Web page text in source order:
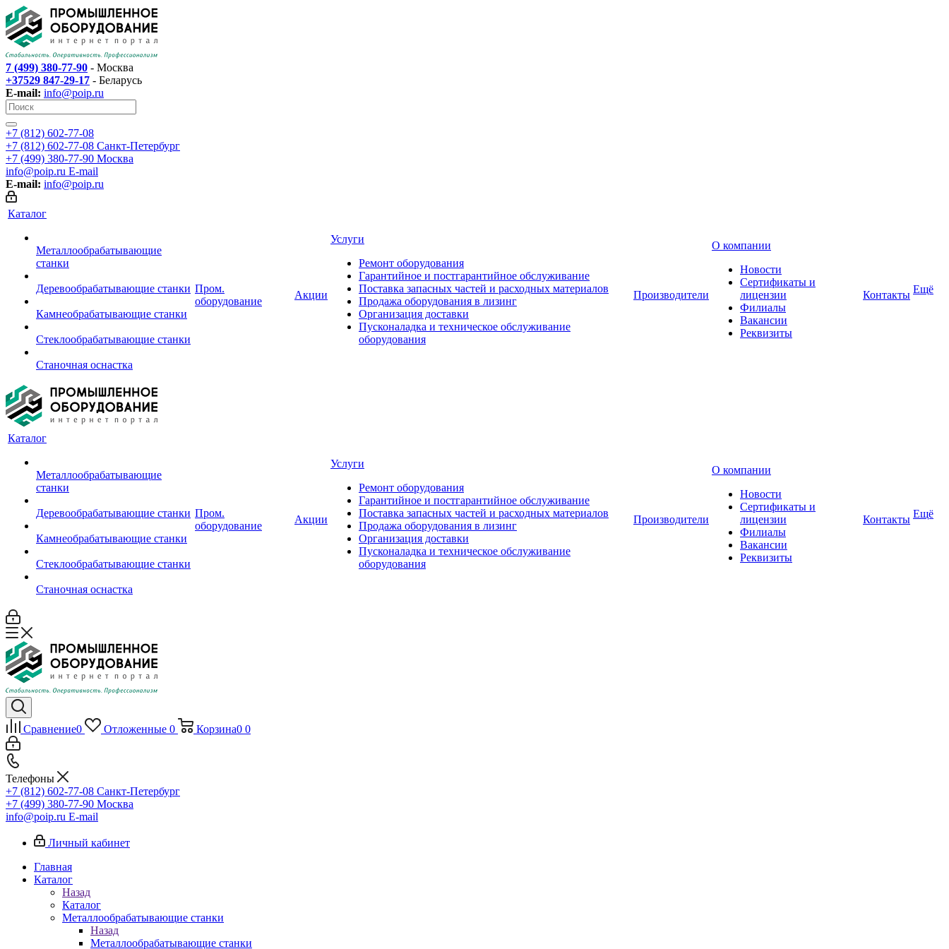
7 (499) 380-77-90 - Москва
+37529 847-29-17 - Беларусь
E-mail: info@poip.ru
+7 (812) 602-77-08
+7 (812) 602-77-08 Санкт-Петербург
+7 (499) 380-77-90 Москва
info@poip.ru E-mail
E-mail: info@poip.ru
Каталог
Металлообрабатывающие
станки
Деревообрабатывающие станки
Камнеобрабатывающие станки
Стеклообрабатывающие станки
Станочная оснастка
Пром.
оборудование
Акции
Услуги
Ремонт оборудования
Гарантийное и постгарантийное обслуживание
Поставка запасных частей и расходных материалов
Продажа оборудования в лизинг
Организация доставки
Пусконаладка и техническое обслуживание
оборудования
Производители
О компании
Новости
Сертификаты и
лицензии
Филиалы
Вакансии
Реквизиты
Контакты Ещё
Каталог
Металлообрабатывающие
станки
Деревообрабатывающие станки
Камнеобрабатывающие станки
Стеклообрабатывающие станки
Станочная оснастка
Пром.
оборудование
Акции
Услуги
Ремонт оборудования
Гарантийное и постгарантийное обслуживание
Поставка запасных частей и расходных материалов
Продажа оборудования в лизинг
Организация доставки
Пусконаладка и техническое обслуживание
оборудования
Производители
О компании
Новости
Сертификаты и
лицензии
Филиалы
Вакансии
Реквизиты
Контакты Ещё
Сравнение0 Отложенные 0 Корзина0 0
Телефоны
+7 (812) 602-77-08 Санкт-Петербург
+7 (499) 380-77-90 Москва
info@poip.ru E-mail
Личный кабинет
Главная
Каталог
Назад
Каталог
Металлообрабатывающие станки
Назад
Металлообрабатывающие станки